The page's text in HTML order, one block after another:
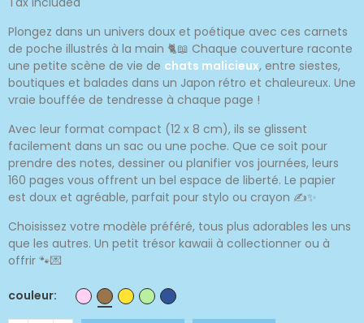
Plongez dans un univers doux et poétique avec ces carnets
de poche illustrés à la main 🐈📖 Chaque couverture raconte
une petite scène de vie de chats malicieux, entre siestes,
boutiques et balades dans un Japon rétro et chaleureux. Une
vraie bouffée de tendresse à chaque page !
Avec leur format compact (12 x 8 cm), ils se glissent
facilement dans un sac ou une poche. Que ce soit pour
prendre des notes, dessiner ou planifier vos journées, leurs
160 pages vous offrent un bel espace de liberté. Le papier
est doux et agréable, parfait pour stylo ou crayon ✍️✨
Choisissez votre modèle préféré, tous plus adorables les uns
que les autres. Un petit trésor kawaii à collectionner ou à
offrir 🐾💌
couleur